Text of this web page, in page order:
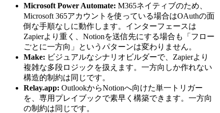
Microsoft Power Automate: M365ネイティブのため、
Microsoft 365アカウントを使っている場合はOAuthの面
倒な手順なしに動作します。インターフェースは
Zapierより重く、Notionを送信先にする場合も「フロー
ごとに一方向」というパターンは変わりません。
Make: ビジュアルなシナリオビルダーで、Zapierより
複雑な多段ロジックを扱えます。一方向しか作れない
構造的制約は同じです。
Relay.app: OutlookからNotionへ向けた単一トリガー
を、専用プレイブックで素早く構築できます。一方向
の制約は同じです。